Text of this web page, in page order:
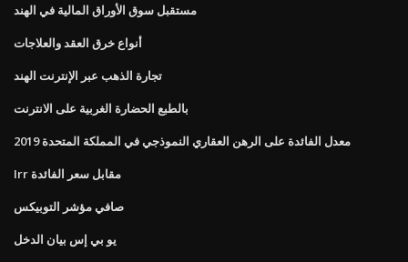
مستقبل سوق الأوراق المالية في الهند
أنواع خرق العقد والعلاجات
تجارة الذهب عبر الإنترنت الهند
بالطبع الحضارة الغربية على الانترنت
معدل الفائدة على الرهن العقاري النموذجي في المملكة المتحدة 2019
Irr مقابل سعر الفائدة
صافي مؤشر التوبيكس
يو بي إس بيان الدخل